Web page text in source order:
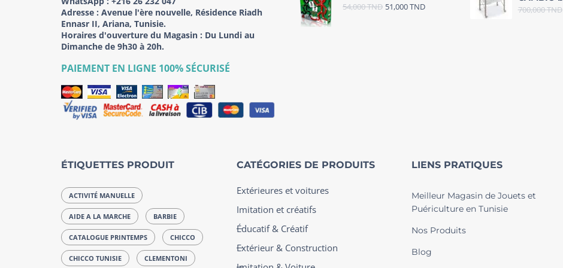
Adresse : Avenue l'ère nouvelle, Résidence Riadh
Ennasr II, Ariana, Tunisie.
Horaires d'ouverture du Magasin : Du Lundi au
Dimanche de 9h30 à 20h.
PAIEMENT EN LIGNE 100% SÉCURISÉ
54,000TND 51,000TND
700,000TND
ÉTIQUETTES PRODUIT
ACTIVITÉ MANUELLE
AIDE A LA MARCHE BARBIE
CATALOGUE PRINTEMPS CHICCO
CHICCO TUNISIE CLEMENTONI
CATÉGORIES DE PRODUITS
Extérieures et voitures
Imitation et créatifs
Éducatif & Créatif
Extérieur & Construction
LIENS PRATIQUES
Meilleur Magasin de Jouets et
Puériculture en Tunisie
Nos Produits
Blog